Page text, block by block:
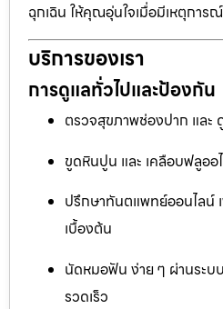
ฉุกเฉิน ให้คุณอุ่นใจเมื่อมีเหตุการ
บริการของเรา
การดูแลทั่วไปและป้องกัน
ตรวจสุขภาพช่องปาก และ
ขูดหินปูน และ เคลือบฟลูอ
ปรึกษาทันตแพทย์ออนไลน์
เบื้องต้น
นัดหมอฟัน ง่าย ๆ ผ่านระบ
รวดเร็ว